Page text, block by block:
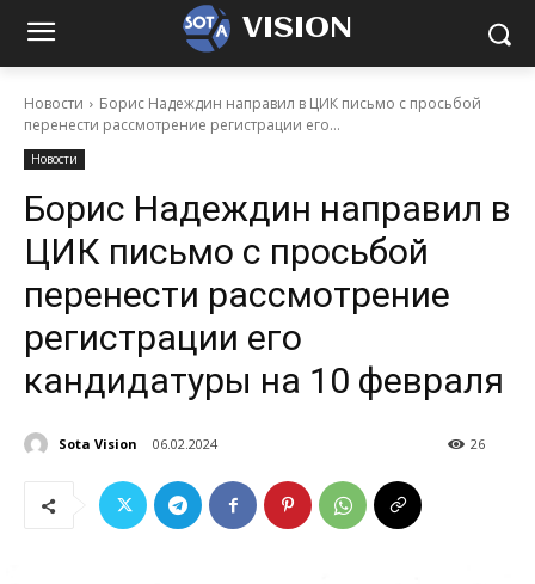
VISION
Новости
Борис Надеждин направил в ЦИК письмо с просьбой
перенести рассмотрение регистрации его...
Новости
Борис Надеждин направил в
ЦИК письмо с просьбой
перенести рассмотрение
регистрации его
кандидатуры на 10 февраля
Sota Vision 06.02.2024 26